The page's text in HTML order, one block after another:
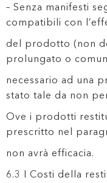
– Senza manifesti
compatibili con
del prodotto (non
prolungato o
necessario ad una
stato tale da non
Ove i prodotti
prescritto nel
non avrà efficacia.
6.3 I Costi della